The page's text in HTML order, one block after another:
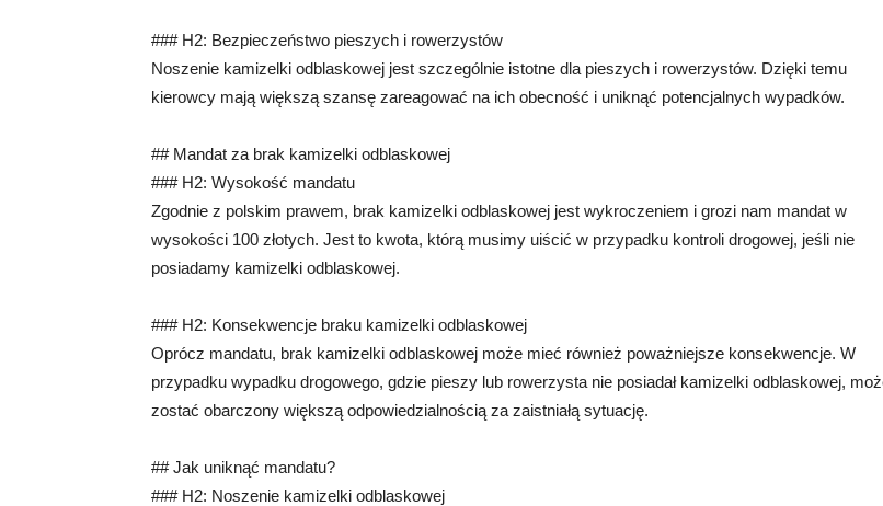
### H2: Bezpieczeństwo pieszych i rowerzystów
Noszenie kamizelki odblaskowej jest szczególnie istotne dla pieszych i rowerzystów. Dzięki temu
kierowcy mają większą szansę zareagować na ich obecność i uniknąć potencjalnych wypadków.
## Mandat za brak kamizelki odblaskowej
### H2: Wysokość mandatu
Zgodnie z polskim prawem, brak kamizelki odblaskowej jest wykroczeniem i grozi nam mandat w
wysokości 100 złotych. Jest to kwota, którą musimy uiścić w przypadku kontroli drogowej, jeśli nie
posiadamy kamizelki odblaskowej.
### H2: Konsekwencje braku kamizelki odblaskowej
Oprócz mandatu, brak kamizelki odblaskowej może mieć również poważniejsze konsekwencje. W
przypadku wypadku drogowego, gdzie pieszy lub rowerzysta nie posiadał kamizelki odblaskowej,
zostać obarczony większą odpowiedzialnością za zaistniałą sytuację.
## Jak uniknąć mandatu?
### H2: Noszenie kamizelki odblaskowej